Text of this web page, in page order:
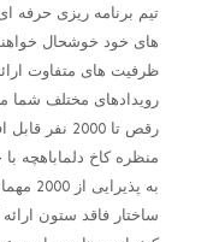
تیم برنامه ریزی حرفه
های خود خوشحال
ظرفیت های متفاوت
رویدادهای مختلف
منظره کاخ دلماباهچه
به
ساختار فاقد ستون